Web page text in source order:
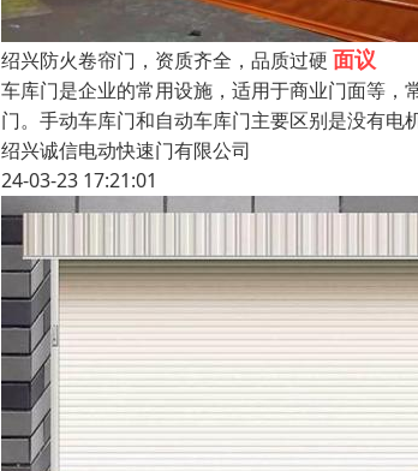
绍兴防火卷帘门，资质齐全，品质过硬 面议
车库门是企业的常用设施，适用于商业门面等
门。手动车库门和自动车库门主要区别是没有
绍兴诚信电动快速门有限公司
24-03-23 17:21:01